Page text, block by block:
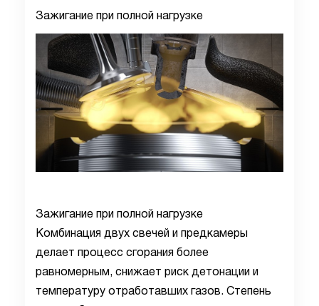
Зажигание при полной нагрузке
Зажигание при полной нагрузке
Комбинация двух свечей и предкамеры
делает процесс сгорания более
равномерным, снижает риск детонации и
температуру отработавших газов. Степень